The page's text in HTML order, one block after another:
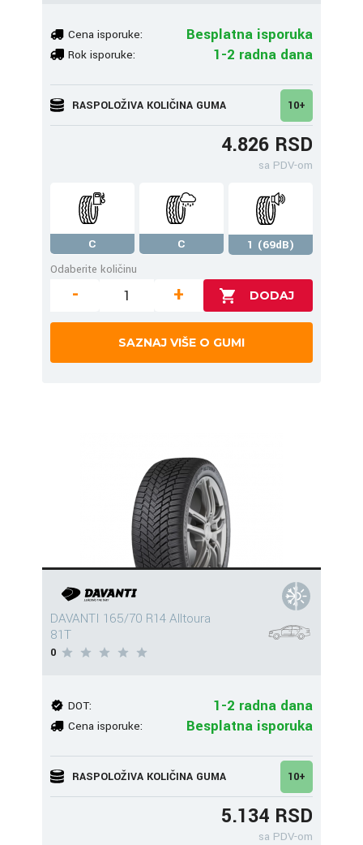
Cena isporuke: Besplatna isporuka
Rok isporuke: 1-2 radna dana
RASPOLOŽIVA KOLIČINA GUMA 10+
4.826 RSD
sa PDV-om
C C
1 (69dB)
Odaberite količinu
- +
SAZNAJ VIŠE O GUMI
DAVANTI 165/70 R14 Alltoura
81T
0
DOT: 1-2 radna dana
Cena isporuke: Besplatna isporuka
RASPOLOŽIVA KOLIČINA GUMA 10+
5.134 RSD
sa PDV-om